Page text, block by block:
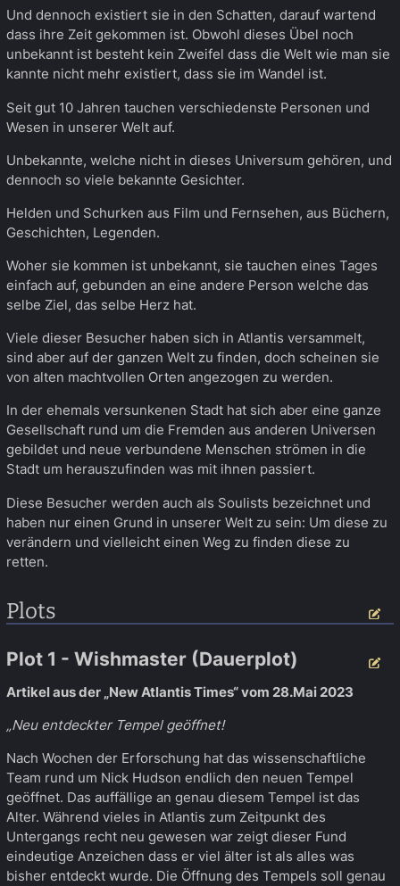
Und dennoch existiert sie in den Schatten, darauf wartend
dass ihre Zeit gekommen ist. Obwohl dieses Übel noch
unbekannt ist besteht kein Zweifel dass die Welt wie man sie
kannte nicht mehr existiert, dass sie im Wandel ist.
Seit gut 10 Jahren tauchen verschiedenste Personen und
Wesen in unserer Welt auf.
Unbekannte, welche nicht in dieses Universum gehören, und
dennoch so viele bekannte Gesichter.
Helden und Schurken aus Film und Fernsehen, aus Büchern,
Geschichten, Legenden.
Woher sie kommen ist unbekannt, sie tauchen eines Tages
einfach auf, gebunden an eine andere Person welche das
selbe Ziel, das selbe Herz hat.
Viele dieser Besucher haben sich in Atlantis versammelt,
sind aber auf der ganzen Welt zu finden, doch scheinen sie
von alten machtvollen Orten angezogen zu werden.
In der ehemals versunkenen Stadt hat sich aber eine ganze
Gesellschaft rund um die Fremden aus anderen Universen
gebildet und neue verbundene Menschen strömen in die
Stadt um herauszufinden was mit ihnen passiert.
Diese Besucher werden auch als Soulists bezeichnet und
haben nur einen Grund in unserer Welt zu sein: Um diese zu
verändern und vielleicht einen Weg zu finden diese zu
retten.
Plots
Plot 1 - Wishmaster (Dauerplot)
Artikel aus der „New Atlantis Times“ vom 28.Mai 2023
„Neu entdeckter Tempel geöffnet!
Nach Wochen der Erforschung hat das wissenschaftliche
Team rund um Nick Hudson endlich den neuen Tempel
geöffnet. Das auffällige an genau diesem Tempel ist das
Alter. Während vieles in Atlantis zum Zeitpunkt des
Untergangs recht neu gewesen war zeigt dieser Fund
eindeutige Anzeichen dass er viel älter ist als alles was
bisher entdeckt wurde. Die Öffnung des Tempels soll genau